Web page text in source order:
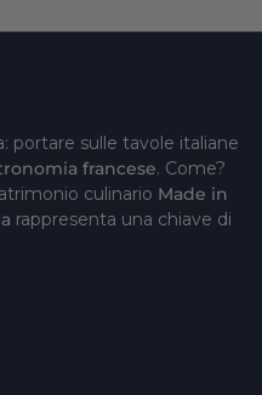
portare sulle tavole italiane
francese. Come?
culinario Made in
rappresenta una chiave di